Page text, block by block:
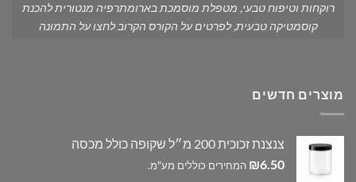
רוקחות וטיפוח טבעי, מטפלת מוסמכת בארומתרפיה מנטורית להכנת
קוסמטיקה טבעית, לפרטים על הקורס הקרוב לחצו על התמונה
מוצרים חדשים
צנצנת זכוכית 200 מ״ל שקופה כולל מכסה
₪6.50 המחירים כוללים מע"מ.